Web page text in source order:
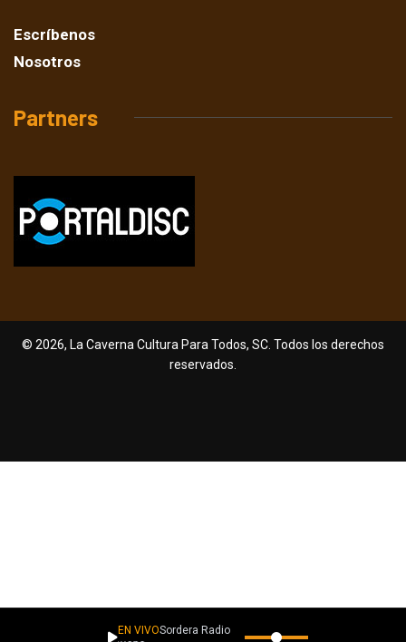
Escríbenos
Nosotros
Partners
© 2026, La Caverna Cultura Para Todos, SC. Todos los derechos
reservados.
EN VIVOSordera Radio